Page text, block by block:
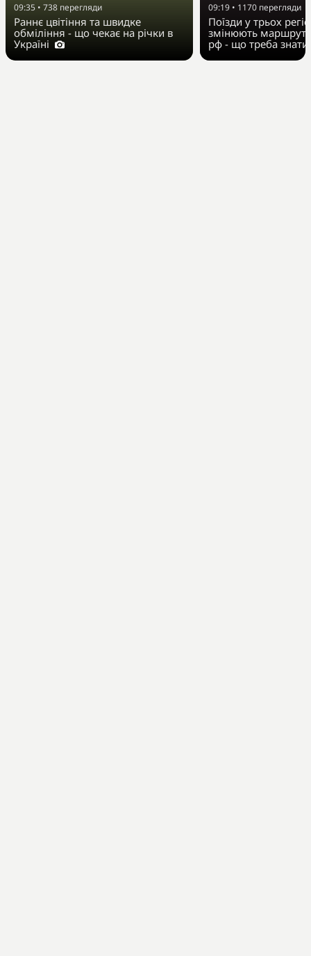
09:35 • 738 перегляди
Раннє цвітіння та швидке
обміління - що чекає на річки в
Україні
09:19 • 1170 перегляди
Поїзди у трьох
змінюють маршрут
рф - що треба знати